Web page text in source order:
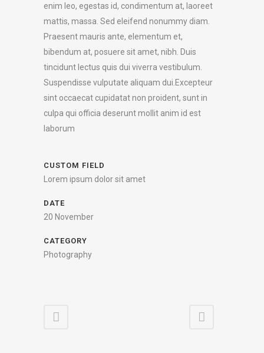
enim leo, egestas id, condimentum at, laoreet
mattis, massa. Sed eleifend nonummy diam.
Praesent mauris ante, elementum et,
bibendum at, posuere sit amet, nibh. Duis
tincidunt lectus quis dui viverra vestibulum.
Suspendisse vulputate aliquam dui.Excepteur
sint occaecat cupidatat non proident, sunt in
culpa qui officia deserunt mollit anim id est
laborum
CUSTOM FIELD
Lorem ipsum dolor sit amet
DATE
20 November
CATEGORY
Photography